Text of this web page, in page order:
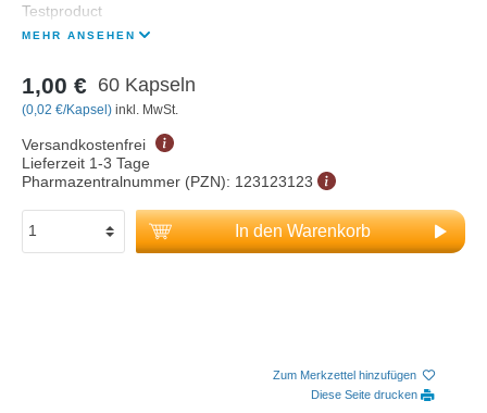
Testproduct
MEHR ANSEHEN
1,00 € 60 Kapseln
(0,02 €/Kapsel) inkl. MwSt.
Versandkostenfrei
Lieferzeit 1-3 Tage
Pharmazentralnummer (PZN): 123123123
In den Warenkorb
Zum Merkzettel hinzufügen
Diese Seite drucken